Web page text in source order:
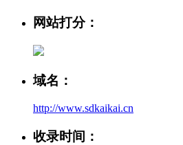
网站打分：
域名：
http://www.sdkaikai.cn
收录时间：